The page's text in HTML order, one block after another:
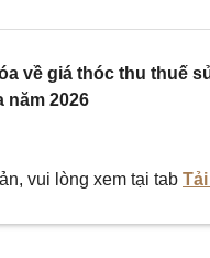
về giá thóc thu thuế
năm 2026
vui lòng xem tại tab